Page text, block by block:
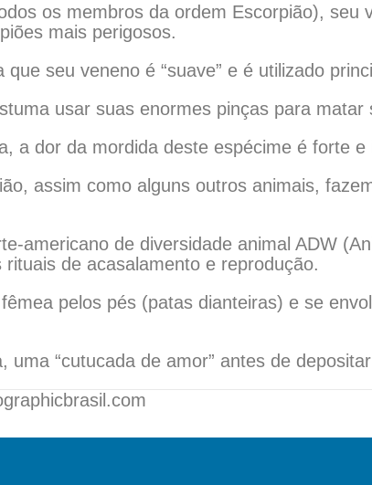
os membros da ordem Escorpião), seu
mais perigosos.
seu veneno é “suave” e é utilizado
usar suas enormes pinças para matar
a dor da mordida deste espécime é forte e
assim como alguns outros animais,
americano de diversidade animal ADW
de acasalamento e reprodução.
pelos pés (patas dianteiras) e se
uma “cutucada de amor” antes de